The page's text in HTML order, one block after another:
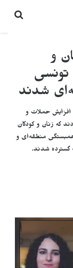
و
تونسی
شدند
افزایش حملات و
که زنان و کودکان
منطقه‌ای و
گسترده شدند.